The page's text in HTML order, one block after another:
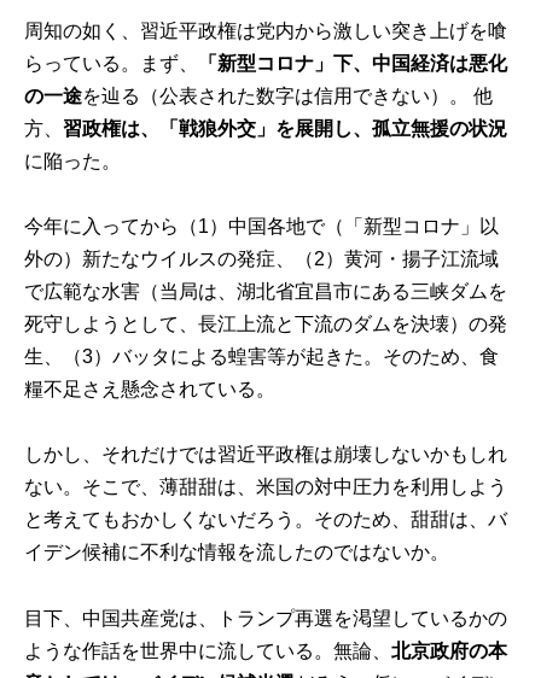
周知の如く、習近平政権は党内から激しい突き上げを喰
らっている。まず、
「新型コロナ」下、中国経済は悪化
の一途を辿る（公表された数字は信用できない）。 他
方、習政権は、「戦狼外交」を展開し、孤立無援の状況
に陥った。
今年に入ってから（1）中国各地で（「新型コロナ」以
外の）新たなウイルスの発症、（2）黄河・揚子江流域
で広範な水害（当局は、湖北省宜昌市にある三峡ダムを
死守しようとして、長江上流と下流のダムを決壊）の発
生、（3）バッタによる蝗害等が起きた。そのため、食
糧不足さえ懸念されている。
しかし、それだけでは習近平政権は崩壊しないかもしれ
ない。そこで、薄甜甜は、米国の対中圧力を利用しよう
と考えてもおかしくないだろう。そのため、甜甜は、バ
イデン候補に不利な情報を流したのではないか。
目下、中国共産党は、トランプ再選を渇望しているかの
ような作話を世界中に流している。無論、北京政府の本